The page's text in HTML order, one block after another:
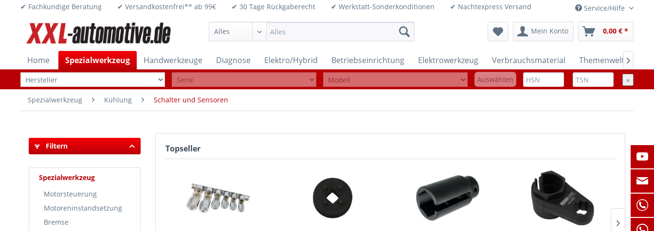
✔ Fachkundige Beratung ✔ Versandkostenfrei** ab 99€ ✔ 30 Tage Rückgaberecht ✔ Werkstatt-Sonderkonditionen ✔ Nachtexpress Versand Service/Hilfe
Mein Konto 0,00 € *
Home Spezialwerkzeug Handwerkzeuge Diagnose Elektro/Hybrid Betriebseinrichtung Elektrowerkzeug Verbrauchsmaterial Themenwelten

Auswählen »
Spezialwerkzeug Kühlung Schalter und Sensoren
Filtern
Spezialwerkzeug
Motorsteuerung
Motoreninstandsetzung
Bremse
Topseller